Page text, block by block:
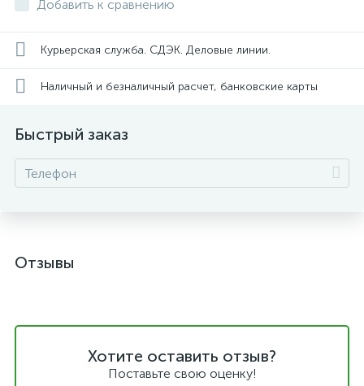
Добавить к сравнению
Курьерская служба. СДЭК. Деловые линии.
Наличный и безналичный расчет, банковские карты
Быстрый заказ
Отзывы
Хотите оставить отзыв?
Поставьте свою оценку!